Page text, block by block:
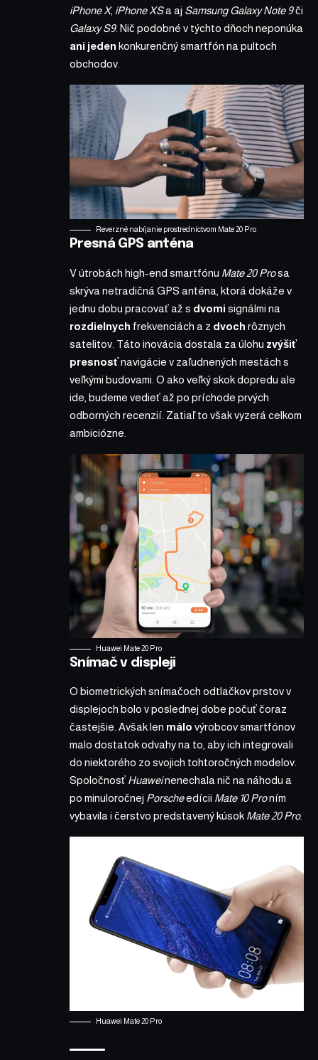
iPhone X, iPhone XSa aj Samsung Galaxy Note 9či
Galaxy S9. Nič podobné v týchto dňoch neponúka
ani jeden konkurenčný smartfón na pultoch
obchodov.
Reverzné nabíjanie prostredníctvom Mate 20 Pro
Presná GPS anténa
V útrobách high-end smartfónu Mate 20 Prosa
skrýva netradičná GPS anténa, ktorá dokáže v
jednu dobu pracovať až s dvomi signálmi na
rozdielnych frekvenciách a z dvoch rôznych
satelitov. Táto inovácia dostala za úlohu zvýšiť
presnosťnavigácie v zaľudnených mestách s
veľkými budovami. O ako veľký skok dopredu ale
ide, budeme vedieť až po príchode prvých
odborných recenzií. Zatiaľ to však vyzerá celkom
ambiciózne.
Huawei Mate 20 Pro
Snímač v displeji
O biometrických snímačoch odtlačkov prstov v
displejoch bolo v poslednej dobe počuť čoraz
častejšie. Avšak len málo výrobcov smartfónov
malo dostatok odvahy na to, aby ich integrovali
do niektorého zo svojich tohtoročných modelov.
Spoločnosť Huaweinenechala nič na náhodu a
po minuloročnej Porscheedícii Mate 10 Proním
vybavila i čerstvo predstavený kúsokMate 20 Pro.
Huawei Mate 20 Pro